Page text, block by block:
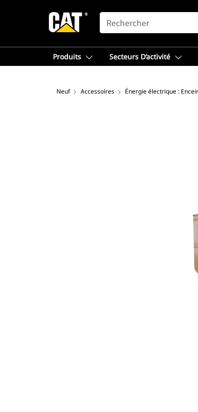
SEARCH
Produits Secteurs D’activité
Neuf Accessoires